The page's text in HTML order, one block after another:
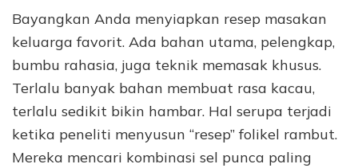
Bayangkan Anda menyiapkan resep masakan
keluarga favorit. Ada bahan utama, pelengkap,
bumbu rahasia, juga teknik memasak khusus.
Terlalu banyak bahan membuat rasa kacau,
terlalu sedikit bikin hambar. Hal serupa terjadi
ketika peneliti menyusun “resep” folikel rambut.
Mereka mencari kombinasi sel punca paling